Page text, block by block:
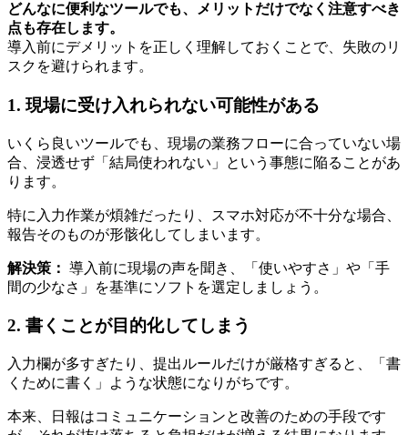
どんなに便利なツールでも、メリットだけでなく注意すべき
点も存在します。
導入前にデメリットを正しく理解しておくことで、失敗のリ
スクを避けられます。
1. 現場に受け入れられない可能性がある
いくら良いツールでも、現場の業務フローに合っていない場
合、浸透せず「結局使われない」という事態に陥ることがあ
ります。
特に入力作業が煩雑だったり、スマホ対応が不十分な場合、
報告そのものが形骸化してしまいます。
解決策： 導入前に現場の声を聞き、「使いやすさ」や「手
間の少なさ」を基準にソフトを選定しましょう。
2. 書くことが目的化してしまう
入力欄が多すぎたり、提出ルールだけが厳格すぎると、「書
くために書く」ような状態になりがちです。
本来、日報はコミュニケーションと改善のための手段です